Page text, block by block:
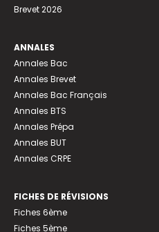
Brevet 2026
ANNALES
Annales Bac
Annales Brevet
Annales Bac Français
Annales BTS
Annales Prépa
Annales BUT
Annales CRPE
FICHES DE RÉVISIONS
Fiches 6ème
Fiches 5ème